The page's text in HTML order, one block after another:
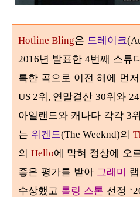
Hotline Bling은 드레이크
2016년 발표한 4번째 스튜
록한 곡으로 이전 해에 먼
US 2위, 연말결산 30위와 24
아일랜드와 캐나다 각각 3
는 위켄드(The Weeknd)의
의 Hello에 막혀 정상에 오
좋은 평가를 받아 그래미
수상했고 롤링 스톤 선정